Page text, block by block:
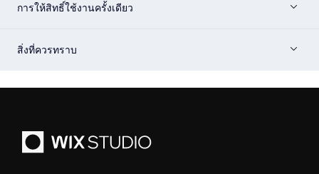
การให้สิทธิ์ใช้งานครั้งเดียว
สิ่งที่ควรทราบ